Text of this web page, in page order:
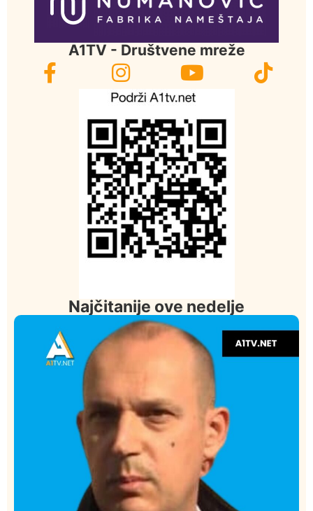
A1TV - Društvene mreže
Najčitanije ove nedelje